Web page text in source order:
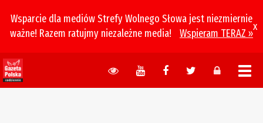
Wsparcie dla mediów Strefy Wolnego Słowa jest niezmiernie
ważne! Razem ratujmy niezależne media!
Wspieram TERAZ »
x